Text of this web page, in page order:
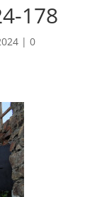
178
| 0